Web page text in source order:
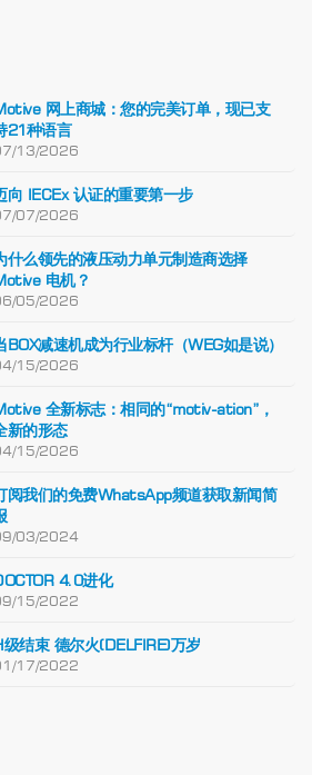
网上商城：您的完美订单，现已支
21种语言
13/2026
向 IECEx 认证的重要第一步
07/2026
什么领先的液压动力单元制造商选择
电机？
05/2026
BOX减速机成为行业标杆（WEG如是说）
15/2026
全新标志：相同的“motiv-ation”，
新的形态
15/2026
阅我们的免费WhatsApp频道获取新闻简
03/2024
4.0进化
15/2022
级结束 德尔火(DELFIRE)万岁
17/2022